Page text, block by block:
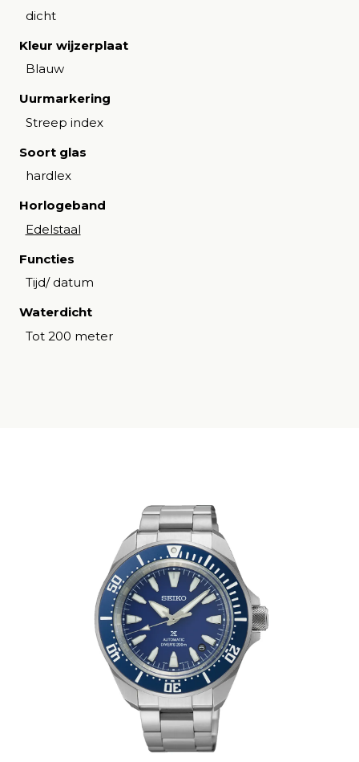
dicht
Kleur wijzerplaat
Blauw
Uurmarkering
Streep index
Soort glas
hardlex
Horlogeband
Edelstaal
Functies
Tijd/ datum
Waterdicht
Tot 200 meter